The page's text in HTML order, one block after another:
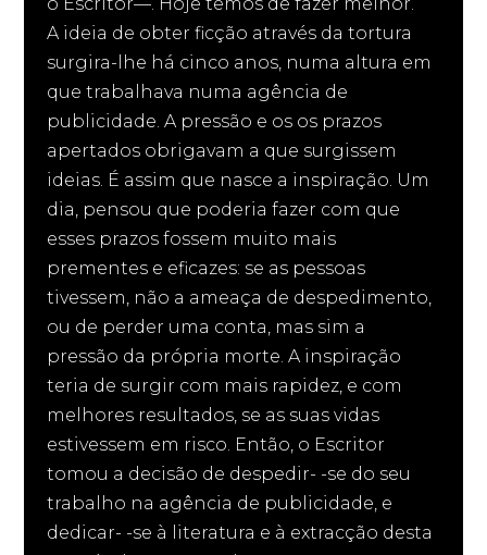
A ideia de obter ficção através da tortura
surgira-lhe há cinco anos, numa altura em
que trabalhava numa agência de
publicidade. A pressão e os os prazos
apertados obrigavam a que surgissem
ideias. É assim que nasce a inspiração. Um
dia, pensou que poderia fazer com que
esses prazos fossem muito mais
prementes e eficazes: se as pessoas
tivessem, não a ameaça de despedimento,
ou de perder uma conta, mas sim a
pressão da própria morte. A inspiração
teria de surgir com mais rapidez, e com
melhores resultados, se as suas vidas
estivessem em risco. Então, o Escritor
tomou a decisão de despedir- -se do seu
trabalho na agência de publicidade, e
dedicar- -se à literatura e à extracção desta